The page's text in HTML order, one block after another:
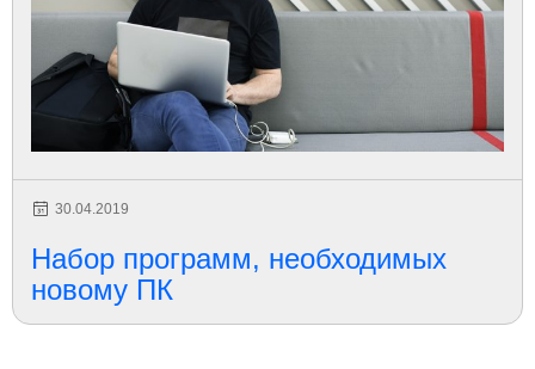
30.04.2019
Набор программ, необходимых
новому ПК